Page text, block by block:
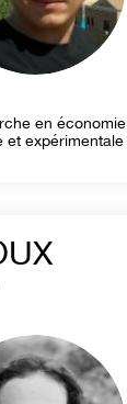
en économie
et expérimentale